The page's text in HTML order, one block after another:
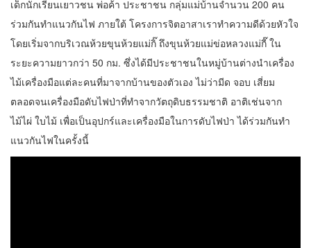
เด็กนักเรียนเยาวชน พ่อค้า ประชาชน กลุ่มแม่บ้านจำนวน 200 คน
ร่วมกันทำแนวกันไฟ ภายใต้ โครงการจิตอาสาเราทำความดีด้วยหัวใจ
โดยเริ่มจากบริเวณห้วยขุนห้วยแม่กิ๊ ถึงขุนห้วยแม่ข่อหลวงแม่กี๊ ใน
ระยะความยาวกว่า 50 กม. ซึ่งได้มีประชาชนในหมู่บ้านต่างนำเครื่อง
ไม้เครื่องมือแต่ละคนที่มาจากบ้านของตัวเอง ไม่ว่ามีด จอบ เสี่ยม
ตลอดจนเครื่องมือดับไฟป่าที่ทำจากวัตถุดิบธรรมชาติ อาติเช่นจาก
ไม้ไผ่ ใบไม้ เพื่อเป็นอุปกร์และเครื่องมือในการดับไฟป่า ได้ร่วมกันทำ
แนวกันไฟในครั้งนี้